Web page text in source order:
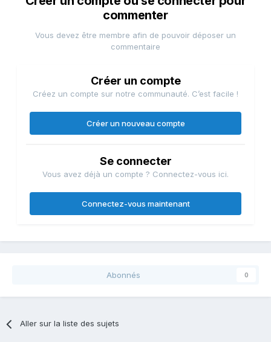
commenter
Vous devez être membre afin de pouvoir déposer un
commentaire
Créer un compte
Créez un compte sur notre communauté. C’est facile !
Créer un nouveau compte
Se connecter
Vous avez déjà un compte ? Connectez-vous ici.
Connectez-vous maintenant
Abonnés 0
Aller sur la liste des sujets